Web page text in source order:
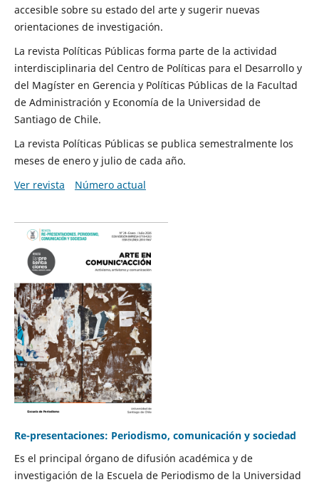
accesible sobre su estado del arte y sugerir nuevas
orientaciones de investigación.
La revista Políticas Públicas forma parte de la actividad
interdisciplinaria del Centro de Políticas para el Desarrollo y
del Magíster en Gerencia y Políticas Públicas de la Facultad
de Administración y Economía de la Universidad de
Santiago de Chile.
La revista Políticas Públicas se publica semestralmente los
meses de enero y julio de cada año.
Ver revista
Número actual
Re-presentaciones: Periodismo, comunicación y sociedad
Es el principal órgano de difusión académica y de
investigación de la Escuela de Periodismo de la Universidad